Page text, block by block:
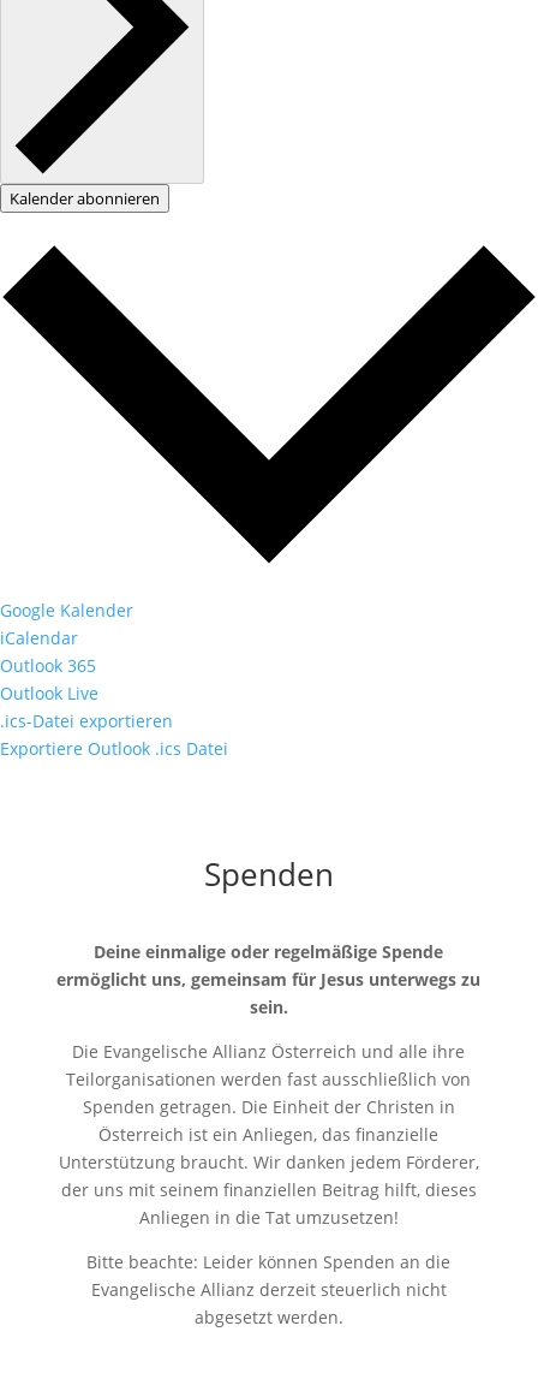
Kalender abonnieren
Google Kalender
iCalendar
Outlook 365
Outlook Live
.ics-Datei exportieren
Exportiere Outlook .ics Datei
Spenden
Deine einmalige oder regelmäßige Spende
ermöglicht uns, gemeinsam für Jesus unterwegs zu
sein.
Die Evangelische Allianz Österreich und alle ihre
Teilorganisationen werden fast ausschließlich von
Spenden getragen. Die Einheit der Christen in
Österreich ist ein Anliegen, das finanzielle
Unterstützung braucht. Wir danken jedem Förderer,
der uns mit seinem finanziellen Beitrag hilft, dieses
Anliegen in die Tat umzusetzen!
Bitte beachte: Leider können Spenden an die
Evangelische Allianz derzeit steuerlich nicht
abgesetzt werden.